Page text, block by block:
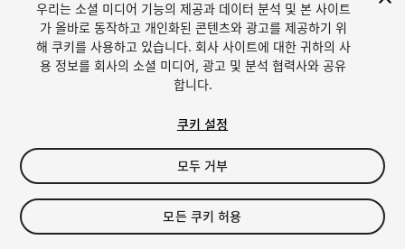
1/5
$5
세금/부가세는 결제 시 반영됩니다.
우리는 소셜 미디어 기능의 제공과 데이터 분석 및 본 사이트
가 올바로 동작하고 개인화된 콘텐츠와 광고를 제공하기 위
해 쿠키를 사용하고 있습니다. 회사 사이트에 대한 귀하의 사
용 정보를 회사의 소셜 미디어, 광고 및 분석 협력사와 공유
합니다.
쿠키 설정
모두 거부
모든 쿠키 허용